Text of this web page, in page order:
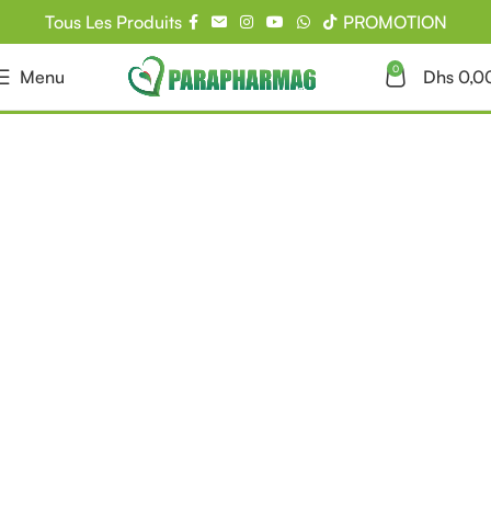
Tous Les Produits PROMOTION
Menu 0 Dhs